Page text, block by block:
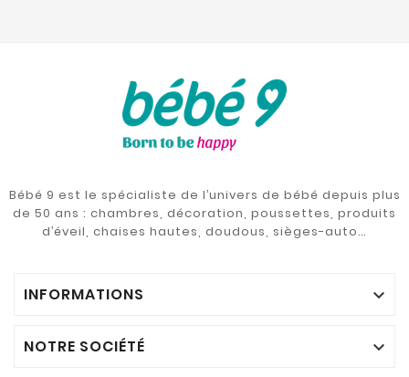
Bébé 9 est le spécialiste de l’univers de bébé depuis plus
de 50 ans : chambres, décoration, poussettes, produits
d’éveil, chaises hautes, doudous, sièges-auto…
INFORMATIONS 
NOTRE SOCIÉTÉ 